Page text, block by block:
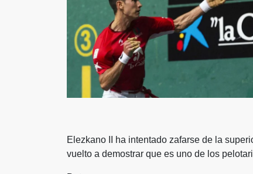
Elezkano II ha intentado zafarse de la
vuelto a demostrar que es uno de los